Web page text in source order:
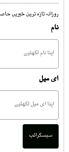
روزانہ تازہ ترین خبریں
نام
ای میل
سبسکرائب